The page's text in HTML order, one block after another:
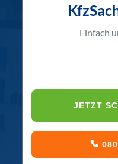
Einfach
JETZT